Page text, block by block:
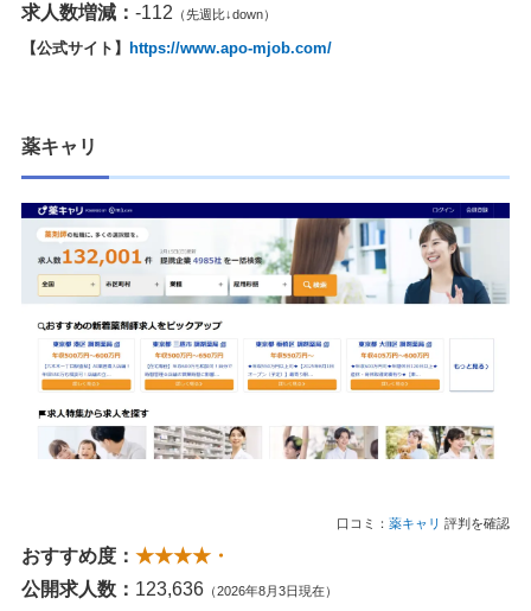
求人数増減： -112 （先週比↓down）
【公式サイト】 https://www.apo-mjob.com/
薬キャリ
口コミ： 薬キャリ 評判を確認
おすすめ度： ★★★★・
公開求人数： 123,636 （2026年8月3日現在）